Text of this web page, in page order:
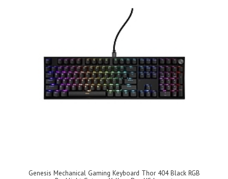
Genesis Mechanical Gaming Keyboard Thor 404 Black RGB